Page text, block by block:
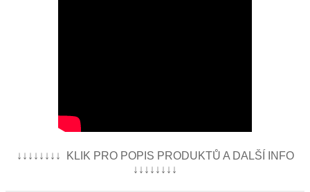
↓↓↓↓↓↓↓↓ KLIK PRO POPIS PRODUKTŮ A DALŠÍ INFO
↓↓↓↓↓↓↓↓